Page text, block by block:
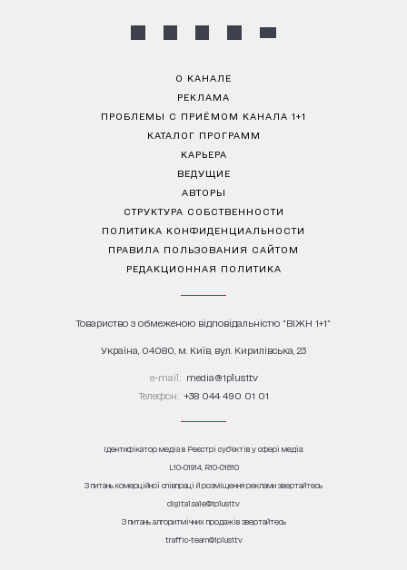
О КАНАЛЕ
РЕКЛАМА
ПРОБЛЕМЫ С ПРИЁМОМ КАНАЛА 1+1
КАТАЛОГ ПРОГРАММ
КАРЬЕРА
ВЕДУЩИЕ
АВТОРЫ
СТРУКТУРА СОБСТВЕННОСТИ
ПОЛИТИКА КОНФИДЕНЦИАЛЬНОСТИ
ПРАВИЛА ПОЛЬЗОВАНИЯ САЙТОМ
РЕДАКЦИОННАЯ ПОЛИТИКА
Товариство з обмеженою відповідальністю "ВІЖН 1+1"
Україна, 04080, м. Київ, вул. Кирилівська, 23
е-mail: media@1plus1.tv
Телефон: +38 044 490 01 01
Ідентифікатор медіа в Реєстрі суб’єктів у сфері медіа:
L10-01914, R10-01810
З питань комерційної співпраці й розміщення реклами звертайтесь
digital.sale@1plus1.tv
З питань алгоритмічних продажів звертайтесь
traffic-team@1plus1.tv